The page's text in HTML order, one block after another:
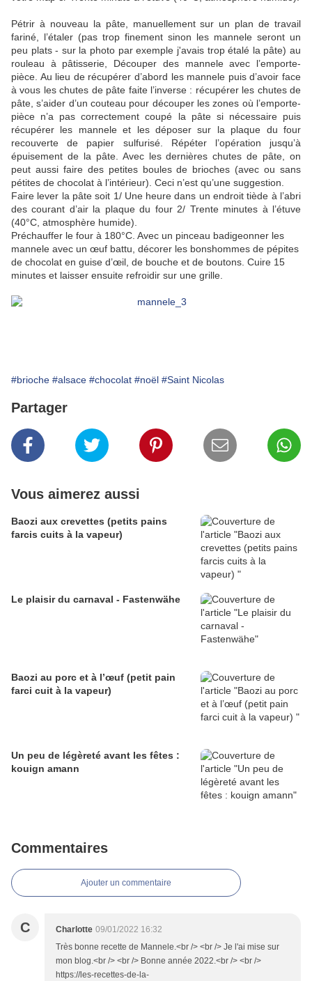
Pétrir à nouveau la pâte, manuellement sur un plan de travail
fariné, l’étaler (pas trop finement sinon les mannele seront un
peu plats - sur la photo par exemple j'avais trop étalé la pâte) au
rouleau à pâtisserie, Découper des mannele avec l’emporte-
pièce. Au lieu de récupérer d’abord les mannele puis d’avoir face
à vous les chutes de pâte faite l’inverse : récupérer les chutes de
pâte, s’aider d’un couteau pour découper les zones où l’emporte-
pièce n’a pas correctement coupé la pâte si nécessaire puis
récupérer les mannele et les déposer sur la plaque du four
recouverte de papier sulfurisé. Répéter l’opération jusqu’à
épuisement de la pâte. Avec les dernières chutes de pâte, on
peut aussi faire des petites boules de brioches (avec ou sans
pétites de chocolat à l’intérieur). Ceci n’est qu’une suggestion.
Faire lever la pâte soit 1/ Une heure dans un endroit tiède à l’abri
des courant d’air la plaque du four 2/ Trente minutes à l’étuve
(40°C, atmosphère humide).
Préchauffer le four à 180°C. Avec un pinceau badigeonner les
mannele avec un œuf battu, décorer les bonshommes de pépites
de chocolat en guise d’œil, de bouche et de boutons. Cuire 15
minutes et laisser ensuite refroidir sur une grille.
#brioche #alsace #chocolat #noël #Saint Nicolas
Partager
Vous aimerez aussi
Baozi aux crevettes (petits pains
farcis cuits à la vapeur)
Le plaisir du carnaval - Fastenwähe
Baozi au porc et à l’œuf (petit pain
farci cuit à la vapeur)
Un peu de légèreté avant les fêtes :
kouign amann
Commentaires
Ajouter un commentaire
C Charlotte 09/01/2022 16:32
Très bonne recette de Mannele.<br /> <br /> Je l'ai mise sur
mon blog.<br /> <br /> Bonne année 2022.<br /> <br />
https://les-recettes-de-la-